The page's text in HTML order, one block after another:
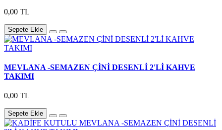
0,00 TL
Sepete Ekle
MEVLANA -SEMAZEN ÇİNİ DESENLİ 2'Lİ KAHVE
TAKIMI
0,00 TL
Sepete Ekle